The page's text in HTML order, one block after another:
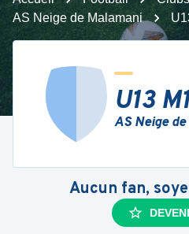
AS Neige de Malamani
U13
AS Neige
Aucun fan,